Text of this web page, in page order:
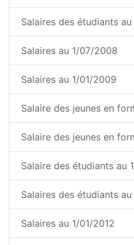
Salaires des étudiants
Salaires au 1/07/2008
Salaires au 1/01/2009
Salaire des jeunes en
Salaire des jeunes en
Salaire des étudiants au
Salaires des étudiants au
Salaires au 1/01/2012